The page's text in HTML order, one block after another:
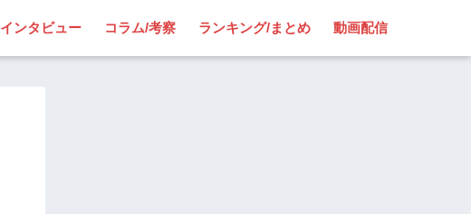
インタビュー コラム/考察 ランキング/まとめ 動画配信